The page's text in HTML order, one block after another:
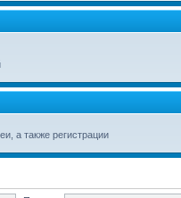
а также регистрации